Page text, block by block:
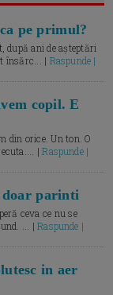
pe primul?
după ani de așteptări
însărc... | Raspunde |
copil. E
din orice. Un ton. O
|Raspunde |
doar parinti
ceva ce nu se
... |Raspunde |
in aer